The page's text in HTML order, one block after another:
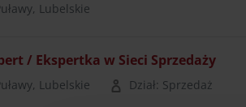
Lubelskie
/ Ekspertka w Sieci Sprzedaży
Lubelskie Dział: Sprzedaż